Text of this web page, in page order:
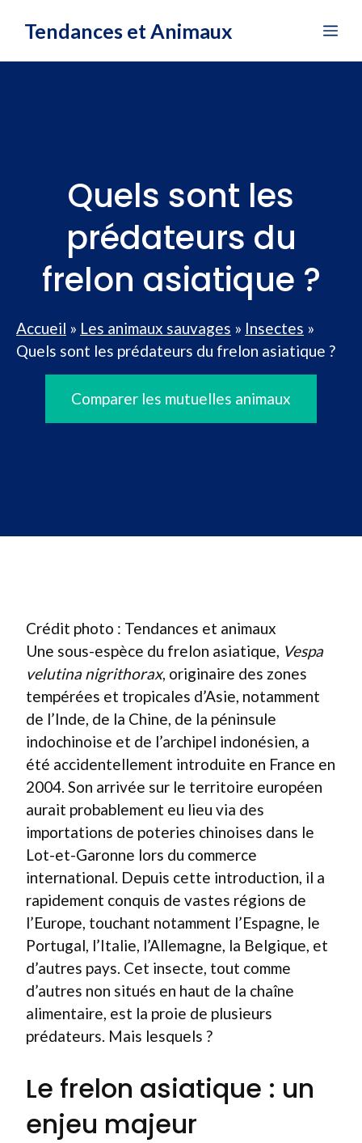
Tendances et Animaux
Quels sont les
prédateurs du
frelon asiatique ?
Accueil » Les animaux sauvages » Insectes »
Quels sont les prédateurs du frelon asiatique ?
Comparer les mutuelles animaux
Crédit photo : Tendances et animaux
Une sous-espèce du frelon asiatique, Vespa
velutina nigrithorax, originaire des zones
tempérées et tropicales d’Asie, notamment
de l’Inde, de la Chine, de la péninsule
indochinoise et de l’archipel indonésien, a
été accidentellement introduite en France en
2004. Son arrivée sur le territoire européen
aurait probablement eu lieu via des
importations de poteries chinoises dans le
Lot-et-Garonne lors du commerce
international. Depuis cette introduction, il a
rapidement conquis de vastes régions de
l’Europe, touchant notamment l’Espagne, le
Portugal, l’Italie, l’Allemagne, la Belgique, et
d’autres pays. Cet insecte, tout comme
d’autres non situés en haut de la chaîne
alimentaire, est la proie de plusieurs
prédateurs. Mais lesquels ?
Le frelon asiatique : un
enjeu majeur